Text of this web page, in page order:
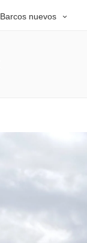
Barcos nuevos